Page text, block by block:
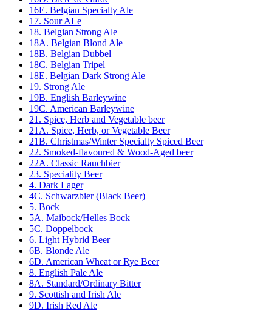
16E. Belgian Specialty Ale
17. Sour ALe
18. Belgian Strong Ale
18A. Belgian Blond Ale
18B. Belgian Dubbel
18C. Belgian Tripel
18E. Belgian Dark Strong Ale
19. Strong Ale
19B. English Barleywine
19C. American Barleywine
21. Spice, Herb and Vegetable beer
21A. Spice, Herb, or Vegetable Beer
21B. Christmas/Winter Specialty Spiced Beer
22. Smoked-flavoured & Wood-Aged beer
22A. Classic Rauchbier
23. Speciality Beer
4. Dark Lager
4C. Schwarzbier (Black Beer)
5. Bock
5A. Maibock/Helles Bock
5C. Doppelbock
6. Light Hybrid Beer
6B. Blonde Ale
6D. American Wheat or Rye Beer
8. English Pale Ale
8A. Standard/Ordinary Bitter
9. Scottish and Irish Ale
9D. Irish Red Ale